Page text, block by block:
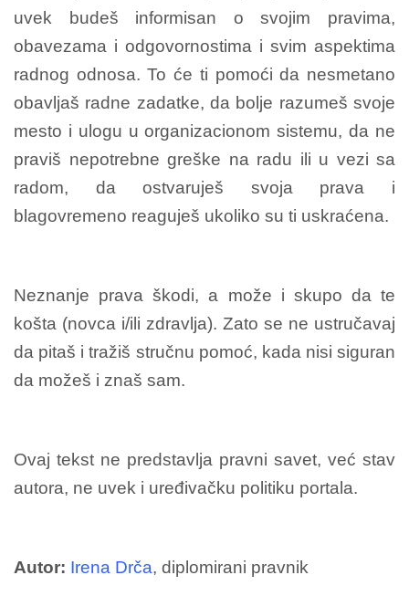
uvek budeš informisan o svojim pravima,
obavezama i odgovornostima i svim aspektima
radnog odnosa. To će ti pomoći da nesmetano
obavljaš radne zadatke, da bolje razumeš svoje
mesto i ulogu u organizacionom sistemu, da ne
praviš nepotrebne greške na radu ili u vezi sa
radom, da ostvaruješ svoja prava i
blagovremeno reaguješ ukoliko su ti uskraćena.
Neznanje prava škodi, a može i skupo da te
košta (novca i/ili zdravlja). Zato se ne ustručavaj
da pitaš i tražiš stručnu pomoć, kada nisi siguran
da možeš i znaš sam.
Ovaj tekst ne predstavlja pravni savet, već stav
autora, ne uvek i uređivačku politiku portala.
Autor: Irena Drča, diplomirani pravnik